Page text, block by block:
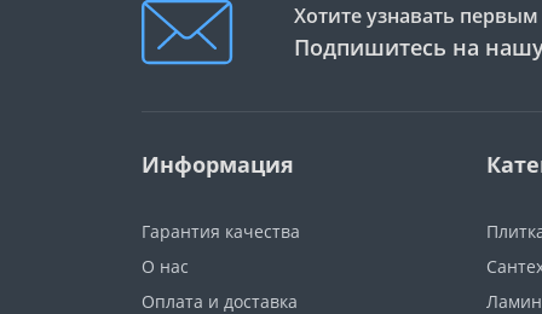
Хотите узнавать
Подпишитесь на
Информация
Гарантия качества
О нас
Оплата и доставка